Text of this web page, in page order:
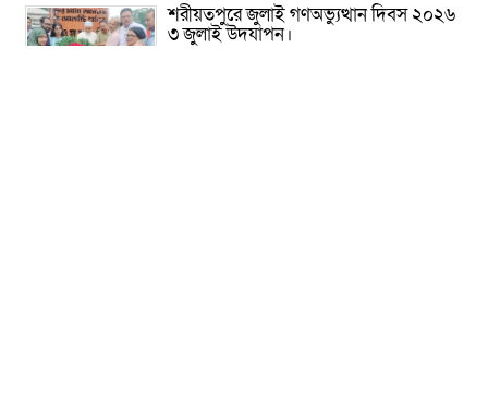
শরীয়তপুরে জুলাই গণঅভ্যুত্থান দিবস ২০২৬
৩ জুলাই উদযাপন।